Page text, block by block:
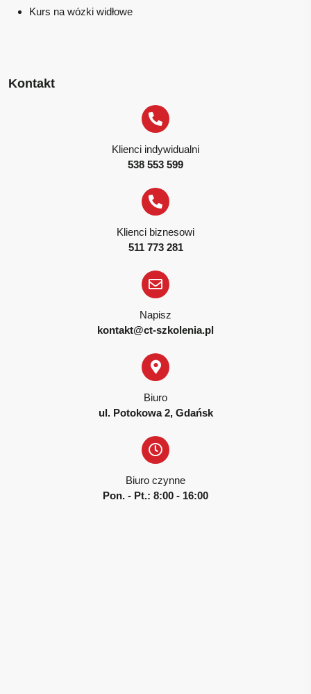
Kurs na wózki widłowe
Kontakt
Klienci indywidualni
538 553 599
Klienci biznesowi
511 773 281
Napisz
kontakt@ct-szkolenia.pl
Biuro
ul. Potokowa 2, Gdańsk
Biuro czynne
Pon. - Pt.: 8:00 - 16:00